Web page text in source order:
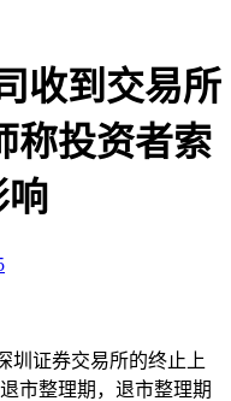
收到交易所
称投资者索
响
圳证券交易所的终止上
市整理期，退市整理期